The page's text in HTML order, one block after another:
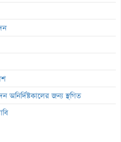
অনির্দিষ্টকালের জন্য স্থগিত
যুক্তরাষ্ট্র